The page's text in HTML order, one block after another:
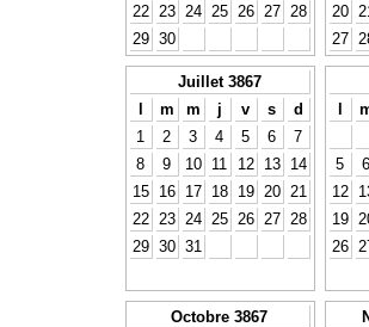
22
23 24 25 26 27
28
29 30
20
27
Juillet 3867
l
m m j v s
d
1
2 3 4 5 6
7
8
9 10 11 12 13
14
15
16 17 18 19 20
21
22
23 24 25 26 27
28
29 30 31
l
5
6
12
19
26
Octobre 3867